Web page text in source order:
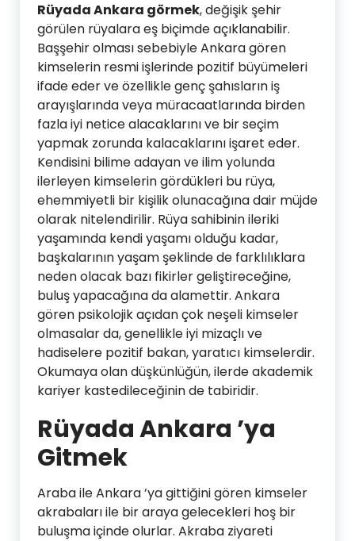
Rüyada Ankara görmek, değişik şehir
görülen rüyalara eş biçimde açıklanabilir.
Başşehir olması sebebiyle Ankara gören
kimselerin resmi işlerinde pozitif büyümeleri
ifade eder ve özellikle genç şahısların iş
arayışlarında veya müracaatlarında birden
fazla iyi netice alacaklarını ve bir seçim
yapmak zorunda kalacaklarını işaret eder.
Kendisini bilime adayan ve ilim yolunda
ilerleyen kimselerin gördükleri bu rüya,
ehemmiyetli bir kişilik olunacağına dair müjde
olarak nitelendirilir. Rüya sahibinin ileriki
yaşamında kendi yaşamı olduğu kadar,
başkalarının yaşam şeklinde de farklılıklara
neden olacak bazı fikirler geliştireceğine,
buluş yapacağına da alamettir. Ankara
gören psikolojik açıdan çok neşeli kimseler
olmasalar da, genellikle iyi mizaçlı ve
hadiselere pozitif bakan, yaratıcı kimselerdir.
Okumaya olan düşkünlüğün, ilerde akademik
kariyer kastedileceğinin de tabiridir.
Rüyada Ankara ’ya
Gitmek
Araba ile Ankara ’ya gittiğini gören kimseler
akrabaları ile bir araya gelecekleri hoş bir
buluşma içinde olurlar. Akraba ziyareti